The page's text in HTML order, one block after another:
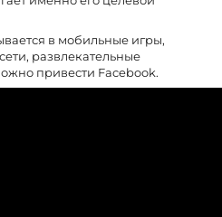
в мобильные игры,
развлекательные
привести Facebook.